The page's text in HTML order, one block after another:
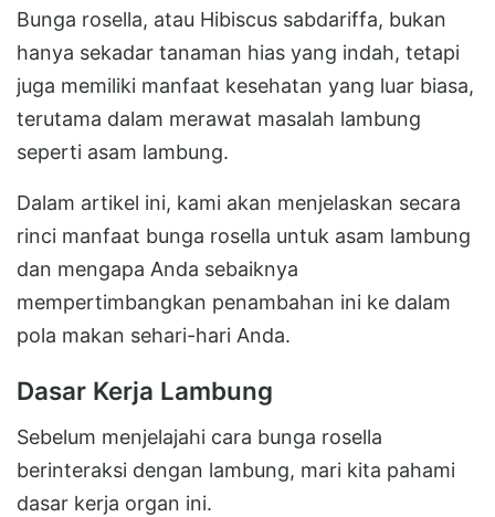
Bunga rosella, atau Hibiscus sabdariffa, bukan
hanya sekadar tanaman hias yang indah, tetapi
juga memiliki manfaat kesehatan yang luar biasa,
terutama dalam merawat masalah lambung
seperti asam lambung.
Dalam artikel ini, kami akan menjelaskan secara
rinci manfaat bunga rosella untuk asam lambung
dan mengapa Anda sebaiknya
mempertimbangkan penambahan ini ke dalam
pola makan sehari-hari Anda.
Dasar Kerja Lambung
Sebelum menjelajahi cara bunga rosella
berinteraksi dengan lambung, mari kita pahami
dasar kerja organ ini.